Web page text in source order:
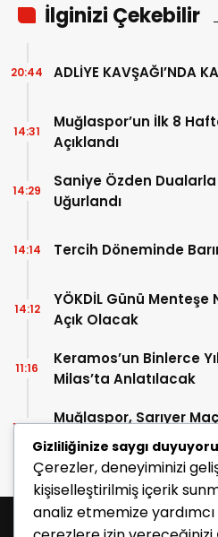
İlginizi Çekebilir
ADLİYE KAVŞAĞI’NDA
20:44
Muğlaspor’un İlk 8
Açıklandı
14:31
Saniye Özden
Uğurlandı
14:29
Tercih Döneminde
14:14
YÖKDİL Günü
Açık Olacak
14:12
Keramos’un Binlerce
Milas’ta Anlatılacak
11:16
Muğlaspor, Sarıyer
Sürdürüyor
10:43
Gizliliğinize saygı
Çerezler, deneyiminizi
kişiselleştirilmiş içerik
analiz etmemize